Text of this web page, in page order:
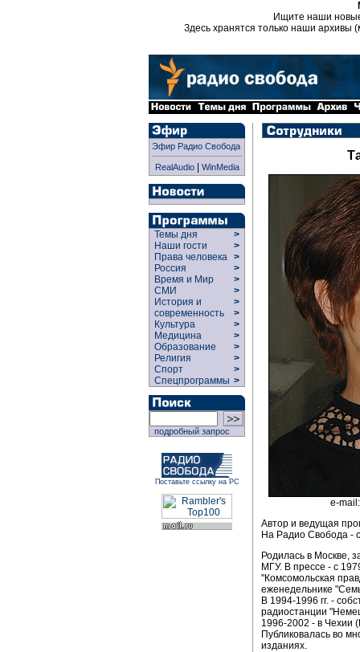
Ищите наши
Здесь хранятся только наши архивы
Эфир Радио Свобода
RealAudio| WinMedia
Темы дня
>
Наши гости
>
Права человека >
Россия
>
Время и Мир
>
СМИ
>
История и
современность
>
>
Культура
>
Медицина
>
Образование
>
Религия
>
Спорт
>
Спецпрограммы >
подробный запрос
Поставьте ссылку на РС
e-
Автор и ведущая
На Радио Свобода -
Родилась в Москве,
МГУ. В прессе - с
"Комсомольская
еженедельнике
В 1994-1996 гг. -
радиостанции
1996-2002 - в Чехии
Публиковалась во
изданиях.